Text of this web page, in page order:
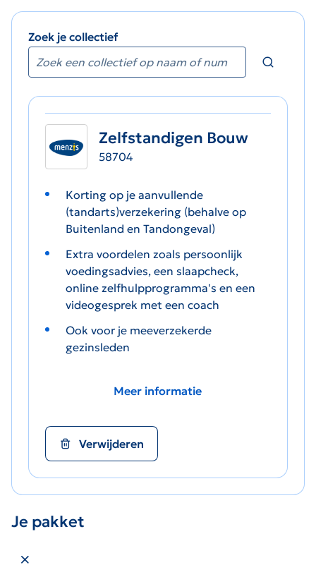
Zoek je collectief
Zelfstandigen Bouw
58704
Korting op je aanvullende
(tandarts)verzekering (behalve op
Buitenland en Tandongeval)
Extra voordelen zoals persoonlijk
voedingsadvies, een slaapcheck,
online zelfhulpprogramma's en een
videogesprek met een coach
Ook voor je meeverzekerde
gezinsleden
Meer informatie
Verwijderen
Je pakket